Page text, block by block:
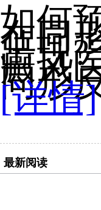
如何
在同
出现?
癜风
同形
[详情]
最新阅读